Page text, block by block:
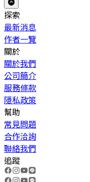
探索
最新消息
作者一覽
關於
關於我們
公司簡介
服務條款
隱私政策
幫助
常見問題
合作洽詢
聯絡我們
追蹤